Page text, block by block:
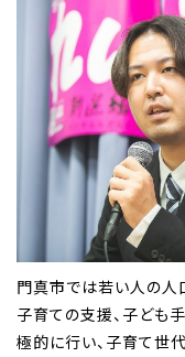
門真市では若い人の人
子育ての支援、子ども
極的に行い、子育て世